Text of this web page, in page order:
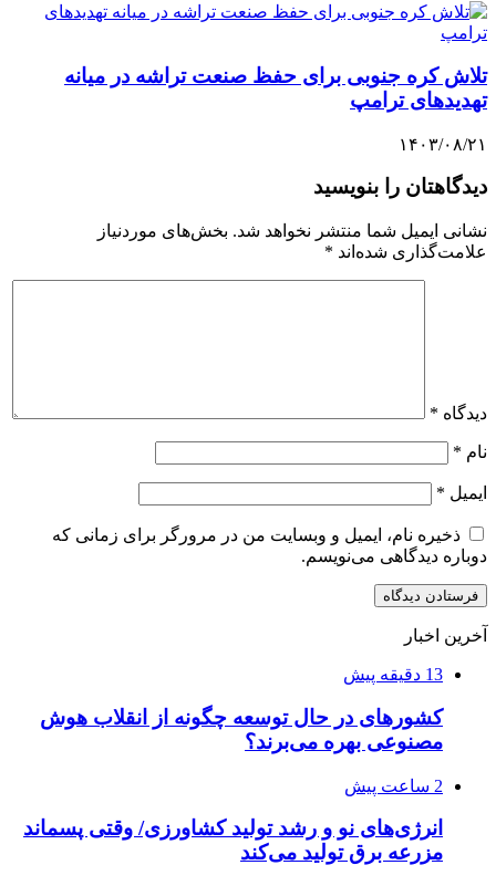
تلاش کره جنوبی برای حفظ صنعت تراشه در میانه
تهدیدهای ترامپ
۱۴۰۳/۰۸/۲۱
دیدگاهتان را بنویسید
نشانی ایمیل شما منتشر نخواهد شد. بخش‌های موردنیاز
علامت‌گذاری شده‌اند *
دیدگاه *
نام *
ایمیل *
ذخیره نام، ایمیل و وبسایت من در مرورگر برای زمانی که
دوباره دیدگاهی می‌نویسم.
آخرین اخبار
13 دقیقه پیش
کشورهای در حال توسعه چگونه از انقلاب هوش
مصنوعی بهره می‌برند؟
2 ساعت پیش
انرژی‌های نو و رشد تولید کشاورزی/ وقتی پسماند
مزرعه‌ برق تولید می‌کند